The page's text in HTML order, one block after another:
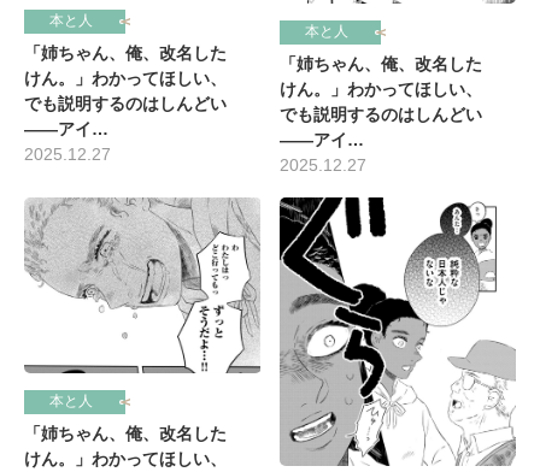
本と人
「姉ちゃん、俺、改名した
けん。」わかってほしい、
でも説明するのはしんどい
――アイ…
2025.12.27
本と人
「姉ちゃん、俺、改名した
けん。」わかってほしい、
でも説明するのはしんどい
――アイ…
2025.12.27
本と人
「姉ちゃん、俺、改名した
けん。」わかってほしい、